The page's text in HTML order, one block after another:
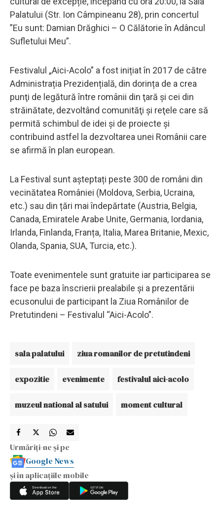
Palatului (Str. Ion Câmpineanu 28), prin concertul
”Eu sunt: Damian Drăghici – O Călătorie în Adâncul
Sufletului Meu”.
Festivalul „Aici-Acolo” a fost inițiat în 2017 de către
Administrația Prezidențială, din dorința de a crea
punţi de legătură între românii din ţară şi cei din
străinătate, dezvoltând comunităţi şi reţele care să
permită schimbul de idei şi de proiecte şi
contribuind astfel la dezvoltarea unei Românii care
se afirmă în plan european.
La Festival sunt așteptați peste 300 de români din
vecinătatea României (Moldova, Serbia, Ucraina,
etc.) sau din țări mai îndepărtate (Austria, Belgia,
Canada, Emiratele Arabe Unite, Germania, Iordania,
Irlanda, Finlanda, Franța, Italia, Marea Britanie, Mexic,
Olanda, Spania, SUA, Turcia, etc.).
Toate evenimentele sunt gratuite iar participarea se
face pe baza înscrierii prealabile și a prezentării
ecusonului de participant la Ziua Românilor de
Pretutindeni – Festivalul “Aici-Acolo”.
sala palatului ziua romanilor de pretutindeni
expozitie evenimente festivalul aici-acolo
muzeul national al satului moment cultural
Urmăriți-ne și pe
Google News
și în aplicațiile mobile